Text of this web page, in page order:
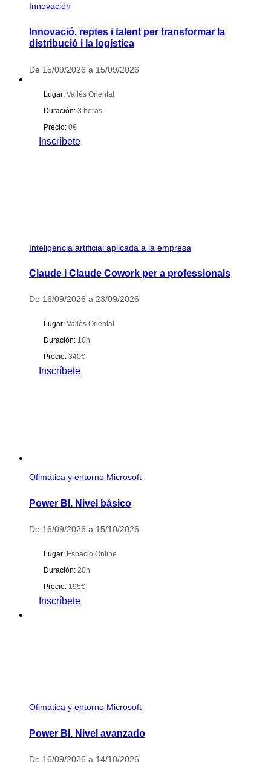
Innovación
Innovació, reptes i talent per transformar la
distribució i la logística
De 15/09/2026 a 15/09/2026
Lugar: Vallès Oriental
Duración: 3 horas
Precio: 0€
Inscríbete
Inteligencia artificial aplicada a la empresa
Claude i Claude Cowork per a professionals
De 16/09/2026 a 23/09/2026
Lugar: Vallès Oriental
Duración: 10h
Precio: 340€
Inscríbete
Ofimática y entorno Microsoft
Power BI. Nivel básico
De 16/09/2026 a 15/10/2026
Lugar: Espacio Online
Duración: 20h
Precio: 195€
Inscríbete
Ofimática y entorno Microsoft
Power BI. Nivel avanzado
De 16/09/2026 a 14/10/2026